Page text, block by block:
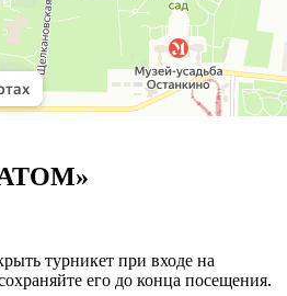
турникет при входе на
его до конца посещения.